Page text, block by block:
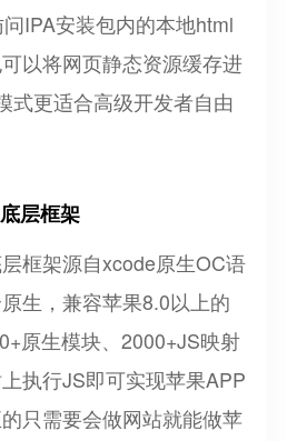
IPA安装包内的本地html
以将网页静态资源缓存进
式更适合高级开发者自由
层框架
框架源自xcode原生OC语
生，兼容苹果8.0以上的
原生模块、2000+JS映射
执行JS即可实现苹果APP
只需要会做网站就能做苹